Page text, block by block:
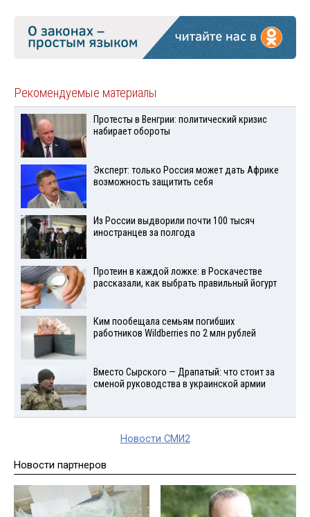
Рекомендуемые материалы
Протесты в Венгрии: политический кризис
набирает обороты
Эксперт: только Россия может дать Африке
возможность защитить себя
Из России выдворили почти 100 тысяч
иностранцев за полгода
Протеин в каждой ложке: в Роскачестве
рассказали, как выбрать правильный йогурт
Ким пообещала семьям погибших
работников Wildberries по 2 млн рублей
Вместо Сырского — Драпатый: что стоит за
сменой руководства в украинской армии
Новости СМИ2
Новости партнеров